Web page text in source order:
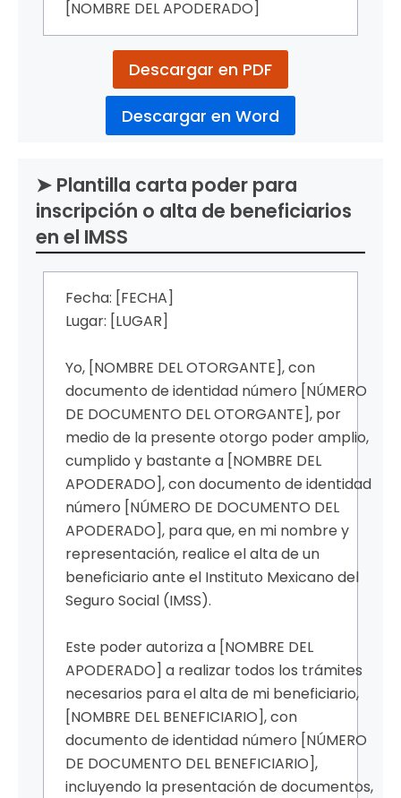
[NOMBRE DEL APODERADO]
Descargar en PDF
Descargar en Word
➤ Plantilla carta poder para
inscripción o alta de beneficiarios
en el IMSS
Fecha: [FECHA]
Lugar: [LUGAR]
Yo, [NOMBRE DEL OTORGANTE], con
documento de identidad número [NÚMERO
DE DOCUMENTO DEL OTORGANTE], por
medio de la presente otorgo poder amplio,
cumplido y bastante a [NOMBRE DEL
APODERADO], con documento de identidad
número [NÚMERO DE DOCUMENTO DEL
APODERADO], para que, en mi nombre y
representación, realice el alta de un
beneficiario ante el Instituto Mexicano del
Seguro Social (IMSS).
Este poder autoriza a [NOMBRE DEL
APODERADO] a realizar todos los trámites
necesarios para el alta de mi beneficiario,
[NOMBRE DEL BENEFICIARIO], con
documento de identidad número [NÚMERO
DE DOCUMENTO DEL BENEFICIARIO],
incluyendo la presentación de documentos,